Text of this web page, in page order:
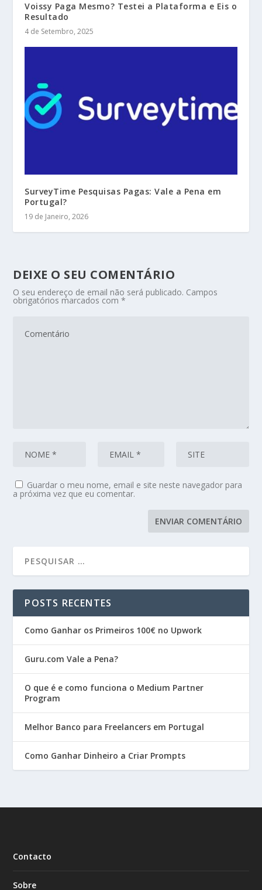
Voissy Paga Mesmo? Testei a Plataforma e Eis o
Resultado
4 de Setembro, 2025
SurveyTime Pesquisas Pagas: Vale a Pena em
Portugal?
19 de Janeiro, 2026
DEIXE O SEU COMENTÁRIO
O seu endereço de email não será publicado. Campos
obrigatórios marcados com*
Guardar o meu nome, email e site neste navegador para
a próxima vez que eu comentar.
POSTS RECENTES
Como Ganhar os Primeiros 100€ no Upwork
Guru.com Vale a Pena?
O que é e como funciona o Medium Partner
Program
Melhor Banco para Freelancers em Portugal
Como Ganhar Dinheiro a Criar Prompts
Contacto
Sobre